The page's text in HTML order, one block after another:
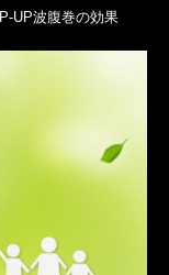
UP波腹巻の効果